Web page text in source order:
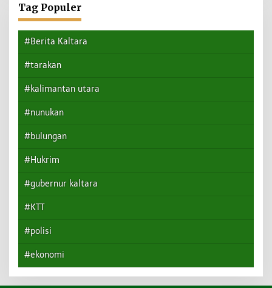
Tag Populer
#Berita Kaltara
#tarakan
#kalimantan utara
#nunukan
#bulungan
#Hukrim
#gubernur kaltara
#KTT
#polisi
#ekonomi